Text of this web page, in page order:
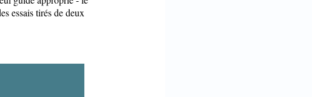
essais tirés de deux